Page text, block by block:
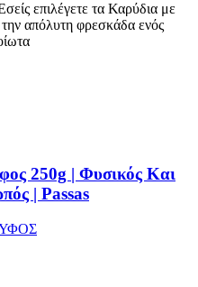
επιλέγετε τα Καρύδια με
απόλυτη φρεσκάδα ενός
250g | Φυσικός Και
| Passas